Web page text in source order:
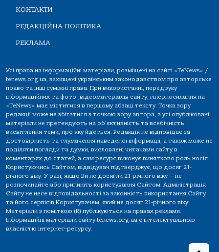
КОНТАКТИ
РЕДАКЦІЙНА ПОЛІТИКА
РЕКЛАМА
Усі права на інформаційні матеріали, розміщені на сайті «TeNews» /
tenews.org.ua, захищені українським законодавством про авторське
право та інші суміжні права. При використанні, передруку
інформаційних та фото-,відеоматеріалів сайту, гіперпосилання на
«TeNews» має міститися в першому абзаці тексту. Точка зору
редакції може не збігатися з точкою зору автора, а усі опубліковані
матеріали не претендують на об'єктивність та всебічність
висвітлення теми, про яку йдеться. Редакція не відповідає за
достовірність та тлумачення наведеної інформації, а також може не
поділяти погляди та думки, висловлені читачами сайту в
коментарях до статей, а сам ресурс виконує винятково роль носія.
Користуючись Сайтом, відвідувач підтверджує, що досяг 21-
річного віку. У разі, якщо Ви не досягли 21-річного віку — не
розпочинайте або припиніть користування Сайтом. Адміністрація
Сайту не несе відповідальності за законність використання Сайту
та його сервісів Користувачем, який не досяг 21-річного віку.
Матеріали з поміткою (R) публікуються на правах реклами.
Інформаційні матеріали сайту tenews.org.ua є інтелектуальною
власністю інтернет-ресурсу.